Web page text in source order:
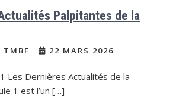
Palpitantes de la
TMBF 22 MARS 2026
Les Dernières Actualités de la
1 est l’un […]